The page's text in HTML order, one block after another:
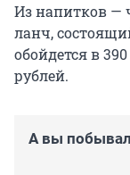
Из напитков —
ланч,
обойдется в
рублей.
А вы